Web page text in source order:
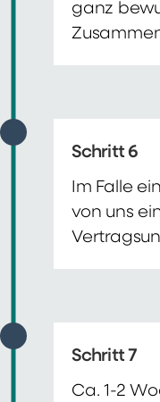
ganz
Schritt 6
Im Falle
von uns
Schritt 7
Ca. 1-2